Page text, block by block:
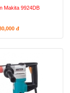
Makita 9924DB
đ